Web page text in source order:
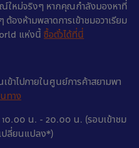
ณ์ใหม่จริงๆ หากคุณกำลังมองหาที่
องห้ามพลาดการเข้าชมอวาเรียม
แห่งนี้ ซื้อตั๋วได้ที่นี่
ข้าไปภายในศูนย์การค้าสยามพา
ทาง
น. - 20.00 น. (รอบเข้าชม
ปลี่ยนแปลง*)